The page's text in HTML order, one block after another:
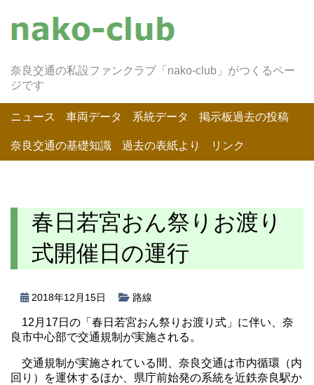
奈良交通の私設ファンクラブ「nako-club」がつくるペー
ジです
ニュース 車両データ 系統データ 掲示板過去の投稿
奈良交通の基礎知識 過去の表紙より リンク
春日若宮おん祭りお渡り
式開催日の運行
2018年12月15日 路線
12月17日の「春日若宮おん祭りお渡り式」に伴い、奈
良市中心部で交通規制が実施される。
交通規制が実施されている間、奈良交通は市内循環（内
回り）を運休するほか、県庁前始発の系統を近鉄奈良駅か